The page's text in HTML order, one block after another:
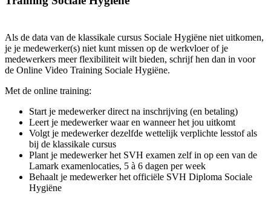
Als de data van de klassikale cursus Sociale Hygiëne niet uitkomen,
je je medewerker(s) niet kunt missen op de werkvloer of je
medewerkers meer flexibiliteit wilt bieden, schrijf hen dan in voor
de Online Video Training Sociale Hygiëne.
Met de online training:
Start je medewerker direct na inschrijving (en betaling)
Leert je medewerker waar en wanneer het jou uitkomt
Volgt je medewerker dezelfde wettelijk verplichte lesstof als
bij de klassikale cursus
Plant je medewerker het SVH examen zelf in op een van de
Lamark examenlocaties, 5 à 6 dagen per week
Behaalt je medewerker het officiële SVH Diploma Sociale
Hygiëne